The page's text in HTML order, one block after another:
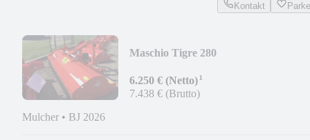
Kontakt
Maschio Tigre 280
6.250 € (Netto)¹
7.438 € (Brutto)
Mulcher • BJ 2026